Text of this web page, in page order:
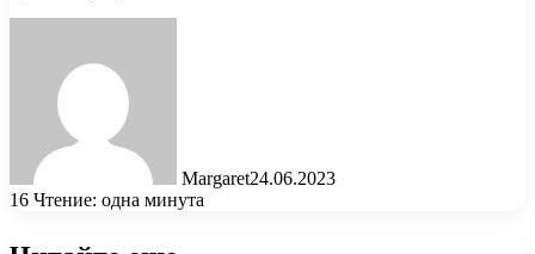
Margaret24.06.2023
16 Чтение: одна минута